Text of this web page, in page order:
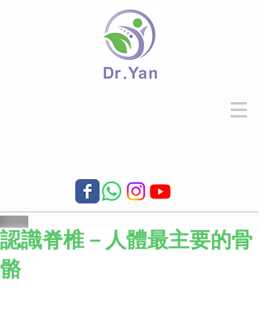
認識脊椎－人體最主要的骨
骼